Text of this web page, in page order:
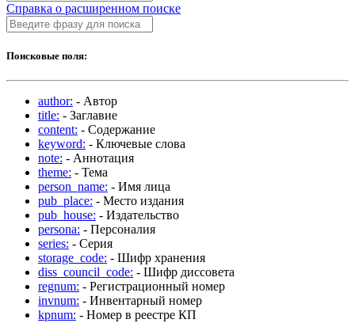
Справка о расширенном поиске
Поисковые поля:
author: - Автор
title: - Заглавие
content: - Содержание
keyword: - Ключевые слова
note: - Аннотация
theme: - Тема
person_name: - Имя лица
pub_place: - Место издания
pub_house: - Издательство
persona: - Персоналия
series: - Серия
storage_code: - Шифр хранения
diss_council_code: - Шифр диссовета
regnum: - Регистрационный номер
invnum: - Инвентарный номер
kpnum: - Номер в реестре КП